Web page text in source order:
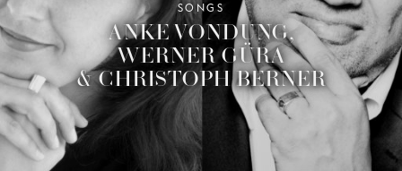
TICKETS &
ABONNEMENTS
VOTRE
VISITE
JEUNE
SONGS
ANKE VONDUNG,
WERNER GÜRA
& CHRISTOPH BERNER